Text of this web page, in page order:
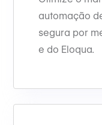
automação
segura por
e do Eloqua.